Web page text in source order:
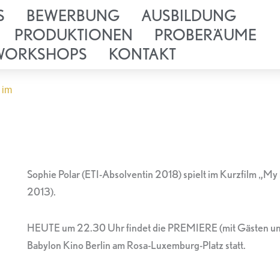
BEWERBUNG
AUSBILDUNG
PRODUKTIONEN
PROBERÄUME
KONTAKT
im
Sophie Polar (ETI-Absolventin 2018) spielt im Kurzfilm ‚,My
2013).
HEUTE um 22.30 Uhr findet die PREMIERE (mit Gästen
Babylon Kino Berlin am Rosa-Luxemburg-Platz statt.